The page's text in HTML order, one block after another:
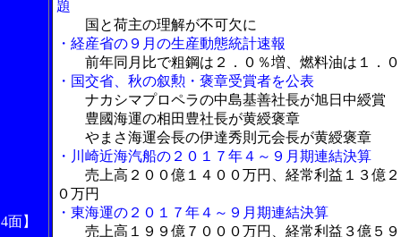
面】
題
国と荷主の理解が不可欠に
・経産省の９月の生産動態統計速報
前年同月比で粗鋼は２．０％増、燃料油は１．
・国交省、秋の叙勲・褒章受賞者を公表
ナカシマプロペラの中島基善社長が旭日中綬賞
豊國海運の相田豊社長が黄綬褒章
やまさ海運会長の伊達秀則元会長が黄綬褒章
・川崎近海汽船の２０１７年４～９月期連結決算
売上高２００億１４００万円、経常利益１３億
０万円
・東海運の２０１７年４～９月期連結決算
売上高１９９億７０００万円、経常利益３億５